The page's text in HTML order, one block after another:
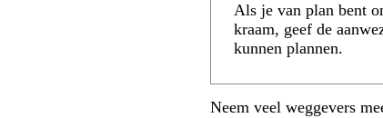
Als je van plan bent
kraam, geef de
kunnen plannen.
Neem veel weggevers